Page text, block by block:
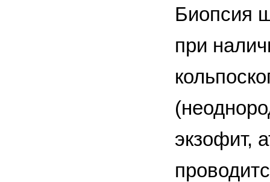
Биопсия
при
экзофит,